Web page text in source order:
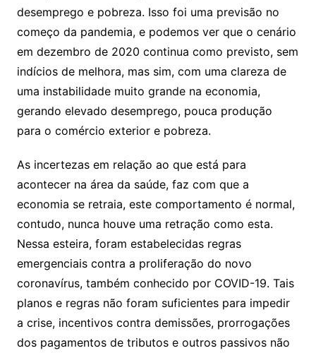
desemprego e pobreza. Isso foi uma previsão no
começo da pandemia, e podemos ver que o cenário
em dezembro de 2020 continua como previsto, sem
indícios de melhora, mas sim, com uma clareza de
uma instabilidade muito grande na economia,
gerando elevado desemprego, pouca produção
para o comércio exterior e pobreza.
As incertezas em relação ao que está para
acontecer na área da saúde, faz com que a
economia se retraia, este comportamento é normal,
contudo, nunca houve uma retração como esta.
Nessa esteira, foram estabelecidas regras
emergenciais contra a proliferação do novo
coronavírus, também conhecido por COVID-19. Tais
planos e regras não foram suficientes para impedir
a crise, incentivos contra demissões, prorrogações
dos pagamentos de tributos e outros passivos não